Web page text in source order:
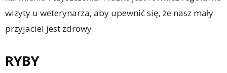
wizyty u weterynarza, aby upewnić się, że nasz mały
przyjaciel jest zdrowy.
RYBY